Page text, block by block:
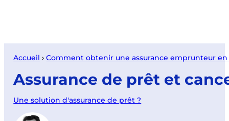
Accueil ›Comment obtenir une assurance emprunteur en
Assurance de prêt et
Une solution d'assurance de prêt ?